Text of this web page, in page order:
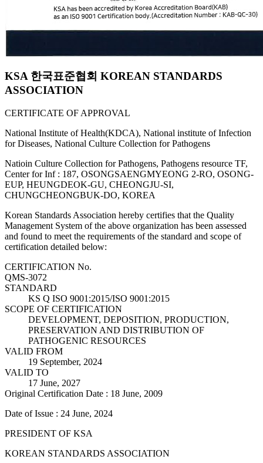
KSA 한국표준협회 KOREAN STANDARDS
ASSOCIATION
CERTIFICATE OF APPROVAL
National Institute of Health(KDCA), National institute of Infection
for Diseases, National Culture Collection for Pathogens
Natioin Culture Collection for Pathogens, Pathogens resource TF,
Center for Inf : 187, OSONGSAENGMYEONG 2-RO, OSONG-
EUP, HEUNGDEOK-GU, CHEONGJU-SI,
CHUNGCHEONGBUK-DO, KOREA
Korean Standards Association hereby certifies that the Quality
Management System of the above organization has been assessed
and found to meet the requirements of the standard and scope of
certification detailed below:
CERTIFICATION No.
QMS-3072
STANDARD
KS Q ISO 9001:2015/ISO 9001:2015
SCOPE OF CERTIFICATION
DEVELOPMENT, DEPOSITION, PRODUCTION,
PRESERVATION AND DISTRIBUTION OF
PATHOGENIC RESOURCES
VALID FROM
19 September, 2024
VALID TO
17 June, 2027
Original Certification Date : 18 June, 2009
Date of Issue : 24 June, 2024
PRESIDENT OF KSA
KOREAN STANDARDS ASSOCIATION